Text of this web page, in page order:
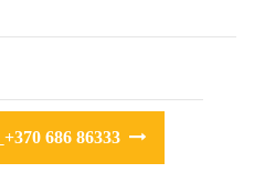
+370 686 86333